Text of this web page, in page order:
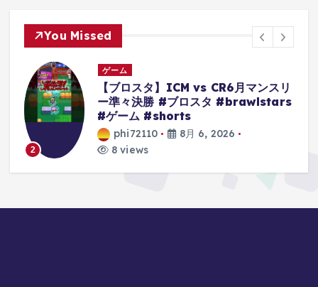
You Missed
ゲーム
【クレーンゲーム】超デカ箱
Grandistaのティーチは落とせる‼︎他
にもモンキーDルフィーやキルア・ナ
ルトもやってくぞ 【ワンピース】
【黒ひげ】【クレゲ】 【クレーンゲ
ーム倉庫熊谷店】
phi72110
8月 6, 2026